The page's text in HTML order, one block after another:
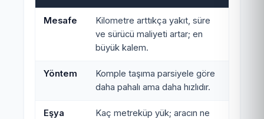
Mesafe
Kilometre arttıkça yakıt, süre
ve sürücü maliyeti artar; en
büyük kalem.
Yöntem
Komple taşıma parsiyele göre
daha pahalı ama daha hızlıdır.
Eşya
Kaç metreküp yük; aracın ne